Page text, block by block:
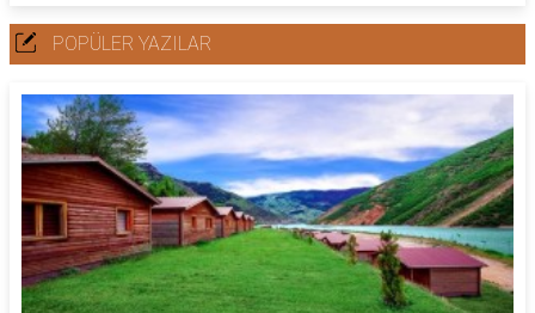
POPÜLER YAZILAR